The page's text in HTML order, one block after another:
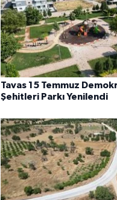
Tavas 15 Temmuz
Şehitleri Parkı Yenilendi